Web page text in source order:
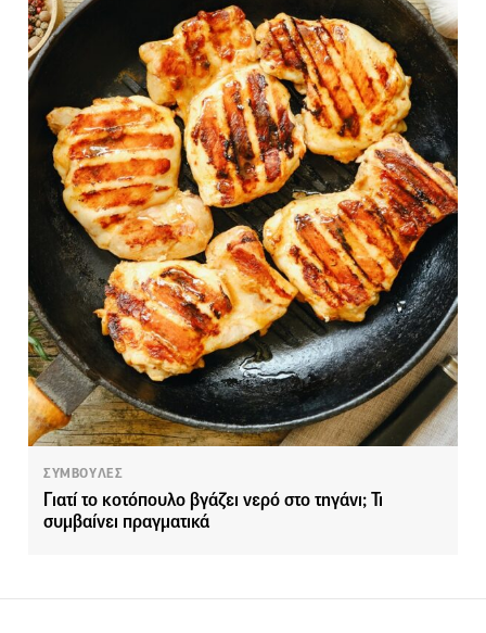
ΣΥΜΒΟΥΛΕΣ
Γιατί το κοτόπουλο βγάζει νερό στο τηγάνι; Τι
συμβαίνει πραγματικά